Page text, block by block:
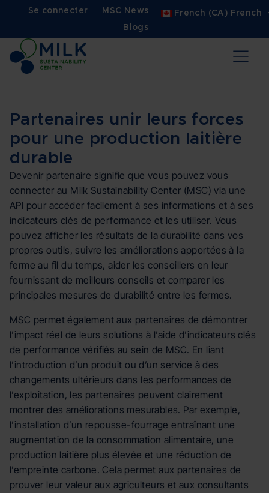
Se connecter
MSC News
Blogs
French (CA) French
Partenaires unir leurs forces
pour une production laitière
durable
Devenir partenaire signifie que vous pouvez vous
connecter au Milk Sustainability Center (MSC) via une
API pour accéder facilement à ses informations et à ses
indicateurs clés de performance et les utiliser. Vous
pouvez afficher les résultats de la durabilité dans vos
propres outils, suivre les améliorations apportées à la
ferme au fil du temps, aider les conseillers en leur
fournissant de meilleurs conseils et comparer les
principales mesures de durabilité entre les fermes.
MSC permet également aux partenaires de démontrer
l’impact réel de leurs solutions à l’aide d’indicateurs clés
de performance vérifiés au sein de MSC. En liant
l’introduction d’un produit ou d’un service à des
changements ultérieurs dans les performances de
l’exploitation, les partenaires peuvent clairement
montrer des améliorations mesurables. Par exemple,
l’installation d’un repousse-fourrage entraînant une
augmentation de la consommation alimentaire, une
production laitière plus élevée et une réduction de
l’empreinte carbone. Cela permet aux partenaires de
prouver leur valeur aux agriculteurs et aux consultants